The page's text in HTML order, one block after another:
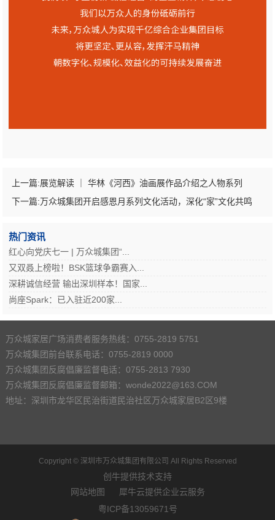
上一篇:展览解读 ｜ 华林《河西》油画展作品介绍之人物系列
下一篇:万众城集团开启感恩月系列文化活动，深化“家”文化共鸣
热门资讯
红心向党庆七一 | 万众城集团“...
又双叒上榜啦！BSK篮球争霸赛入...
深耕诚信经营 输出深圳样本！国家...
尚座Spark：已入驻近200家...
万众城家居广场消费者服务热线：0755-2819 5751
万众城集团前台联系电话：0755-2819 0000
万众城集团反腐倡廉监督电话：0755-2813 7930
万众城集团反腐倡廉监督邮箱：wonde2022@163.COM
地址：深圳市龙华区民治街道民治社区万众城家居B2区9楼
Copyright © 深圳市万众城集团有限公司 All Rights Reserved
创牛提供技术支持
网站地图
犀牛云提供企业云服务
粤ICP备13059671号